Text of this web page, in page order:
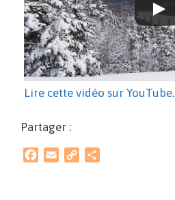
Lire cette vidéo sur YouTube.
Partager :